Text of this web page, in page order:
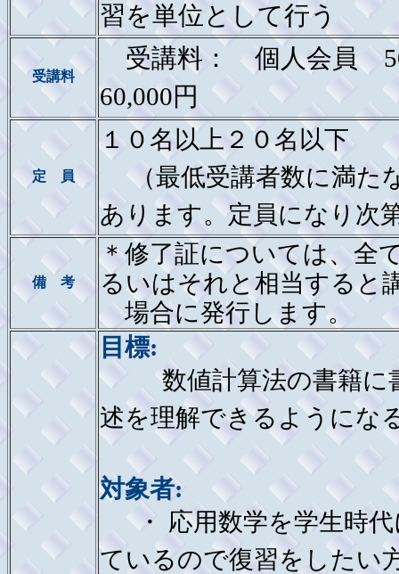
習を単位として行う
受講料
受講料： 個人会員
60,000円
定 員
１０名以上２０名以下
（最低受講者数に満た
あります。定員になり次
備 考
＊修了証については、全
るいはそれと相当すると
場合に発行します。
目標:
数値計算法の書籍に
述を理解できるようにな
対象者:
・ 応用数学を学生時代
ているので復習をしたい